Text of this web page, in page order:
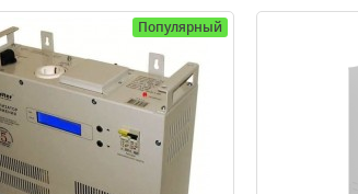
Популярный